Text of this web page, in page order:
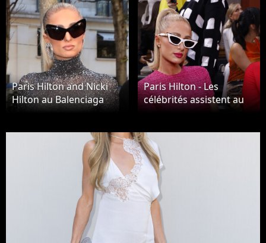
Paris Hilton and Nicki
Hilton au Balenciaga
Show à Paris, en France
Paris Hilton - Les
célébrités assistent au
défilé Valentino
Printemps/Eté 2024"
lors de la Fashion Week
de Paris (PFW), le 1er
octobre 2023.